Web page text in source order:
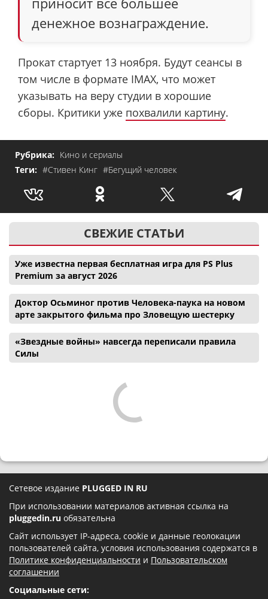
денежное вознаграждение.
Прокат стартует 13 ноября. Будут сеансы в
том числе в формате IMAX, что может
указывать на веру студии в хорошие
сборы. Критики уже похвалили картину.
Рубрика: Кино и сериалы
Теги: #Стивен Кинг #Бегущий человек
СВЕЖИЕ СТАТЬИ
Уже известна первая бесплатная игра для PS Plus
Premium за август 2026
Доктор Осьминог против Человека-паука на новом
арте закрытого фильма про Зловещую шестерку
«Звездные войны» навсегда переписали правила
Силы
Сетевое издание PLUGGED IN RU
При использовании материалов активная ссылка на
pluggedin.ru обязательна
Сайт использует IP-адреса, cookie и данные геолокации
пользователей сайта, условия использования содержатся в
Политике конфиденциальности и Пользовательском
соглашении
Социальные сети: